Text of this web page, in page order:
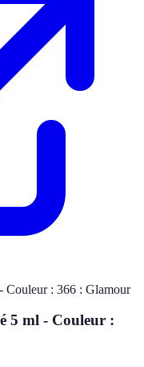
5 ml - Couleur :